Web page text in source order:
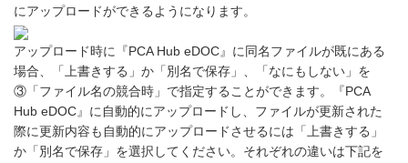
にアップロードができるようになります。
アップロード時に『PCA Hub eDOC』に同名ファイルが既にある
場合、「上書きする」か「別名で保存」、「なにもしない」を
③「ファイル名の競合時」で指定することができます。『PCA
Hub eDOC』に自動的にアップロードし、ファイルが更新された
際に更新内容も自動的にアップロードさせるには「上書きする」
か「別名で保存」を選択してください。それぞれの違いは下記を